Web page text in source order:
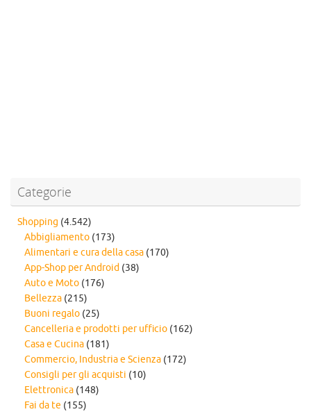
Categorie
Shopping (4.542)
Abbigliamento (173)
Alimentari e cura della casa (170)
App-Shop per Android (38)
Auto e Moto (176)
Bellezza (215)
Buoni regalo (25)
Cancelleria e prodotti per ufficio (162)
Casa e Cucina (181)
Commercio, Industria e Scienza (172)
Consigli per gli acquisti (10)
Elettronica (148)
Fai da te (155)